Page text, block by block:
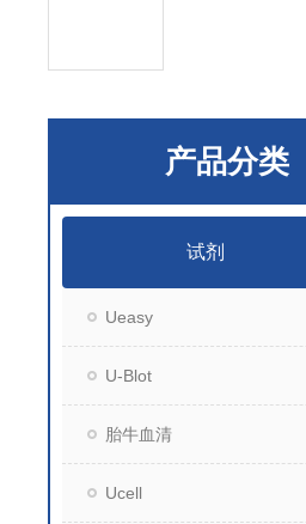
产品分类
试剂
Ueasy
U-Blot
胎牛血清
Ucell